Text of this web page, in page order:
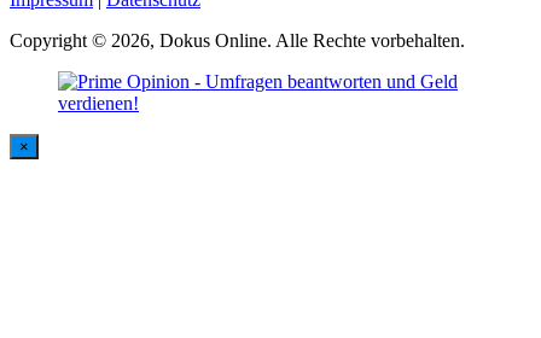
Copyright © 2026, Dokus Online. Alle Rechte vorbehalten.
×